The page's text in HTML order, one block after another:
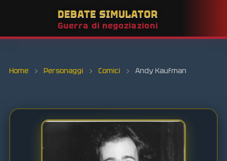
DEBATE SIMULATOR
Guerra di negoziazioni
Home › Personaggi › Comici › Andy Kaufman